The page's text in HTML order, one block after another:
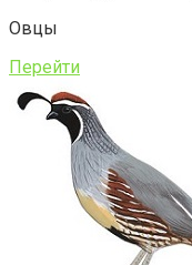
Овцы
Перейти